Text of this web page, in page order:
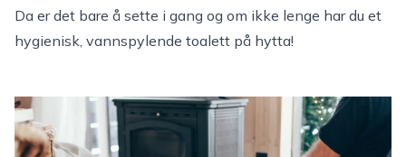
Da er det bare å sette i gang og om ikke lenge har du et
hygienisk, vannspylende toalett på hytta!